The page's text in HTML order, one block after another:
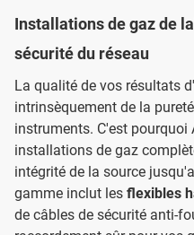
Installations de gaz de
sécurité du réseau
La qualité de vos résultats
intrinsèquement de la
instruments. C'est
installations de gaz
intégrité de la source
gamme inclut les flexibles
de câbles de sécurité anti-